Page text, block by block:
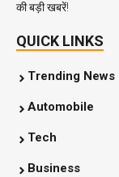
की बड़ी खबरें!
QUICK LINKS
Trending News
Automobile
Tech
Business